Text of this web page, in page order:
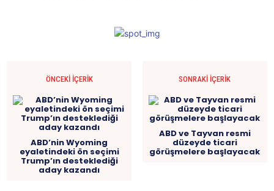
ÖNCEKI İÇERIK
ABD’nin Wyoming
eyaletindeki ön seçimi
Trump’ın desteklediği
aday kazandı
SONRAKI İÇERIK
ABD ve Tayvan resmi
düzeyde ticari
görüşmelere başlayacak